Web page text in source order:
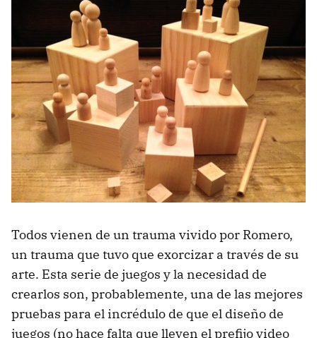
Todos vienen de un trauma vivido por Romero,
un trauma que tuvo que exorcizar a través de su
arte. Esta serie de juegos y la necesidad de
crearlos son, probablemente, una de las mejores
pruebas para el incrédulo de que el diseño de
juegos (no hace falta que lleven el prefijo video